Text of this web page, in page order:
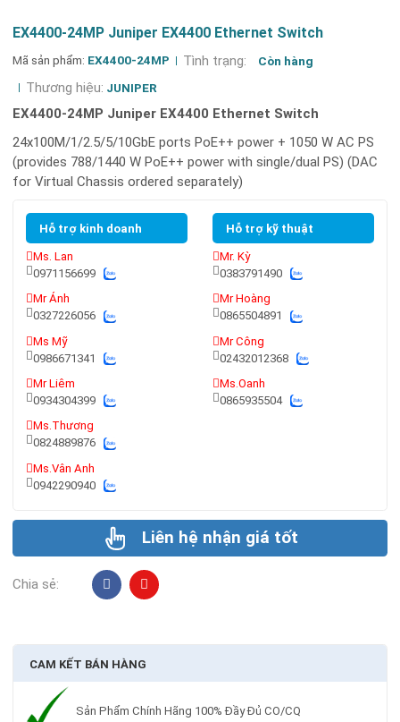
EX4400-24MP Juniper EX4400 Ethernet Switch
Mã sản phẩm: EX4400-24MP Tình trạng: Còn hàng
Thương hiệu: JUNIPER
EX4400-24MP Juniper EX4400 Ethernet Switch
24x100M/1/2.5/5/10GbE ports PoE++ power + 1050 W AC PS
(provides 788/1440 W PoE++ power with single/dual PS) (DAC
for Virtual Chassis ordered separately)
Hỗ trợ kinh doanh
Ms. Lan
0971156699
Mr Ánh
0327226056
Ms Mỹ
0986671341
Mr Liêm
0934304399
Ms.Thương
0824889876
Ms.Vân Anh
0942290940
Hỗ trợ kỹ thuật
Mr. Kỳ
0383791490
Mr Hoàng
0865504891
Mr Công
02432012368
Ms.Oanh
0865935504
Liên hệ nhận giá tốt
Chia sẻ:
CAM KẾT BÁN HÀNG
Sản Phẩm Chính Hãng 100% Đầy Đủ CO/CQ